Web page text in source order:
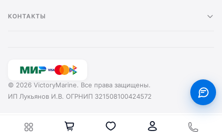
КОНТАКТЫ
© 2026 VictoryMarine. Все права защищены.
ИП Лукьянов И.В. ОГРНИП 321508100424572